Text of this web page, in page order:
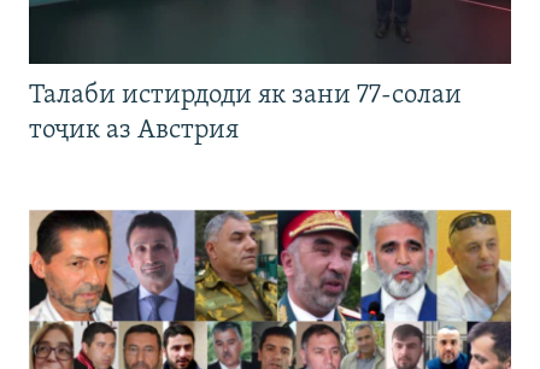
Талаби истирдоди як зани 77-солаи
тоҷик аз Австрия